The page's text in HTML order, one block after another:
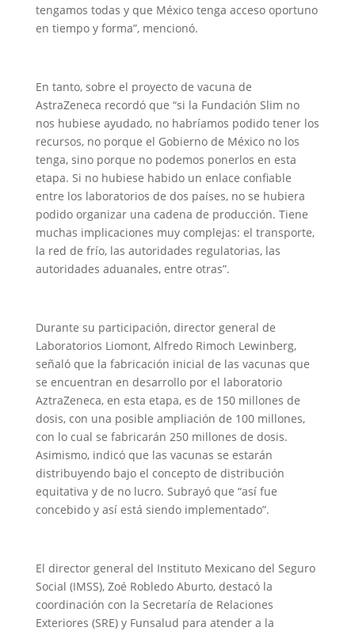
tengamos todas y que México tenga acceso oportuno
en tiempo y forma”, mencionó.
En tanto, sobre el proyecto de vacuna de
AstraZeneca recordó que “si la Fundación Slim no
nos hubiese ayudado, no habríamos podido tener los
recursos, no porque el Gobierno de México no los
tenga, sino porque no podemos ponerlos en esta
etapa. Si no hubiese habido un enlace confiable
entre los laboratorios de dos países, no se hubiera
podido organizar una cadena de producción. Tiene
muchas implicaciones muy complejas: el transporte,
la red de frío, las autoridades regulatorias, las
autoridades aduanales, entre otras”.
Durante su participación, director general de
Laboratorios Liomont, Alfredo Rimoch Lewinberg,
señaló que la fabricación inicial de las vacunas que
se encuentran en desarrollo por el laboratorio
AztraZeneca, en esta etapa, es de 150 millones de
dosis, con una posible ampliación de 100 millones,
con lo cual se fabricarán 250 millones de dosis.
Asimismo, indicó que las vacunas se estarán
distribuyendo bajo el concepto de distribución
equitativa y de no lucro. Subrayó que “así fue
concebido y así está siendo implementado”.
El director general del Instituto Mexicano del Seguro
Social (IMSS), Zoé Robledo Aburto, destacó la
coordinación con la Secretaría de Relaciones
Exteriores (SRE) y Funsalud para atender a la